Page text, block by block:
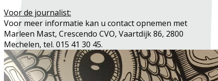
Voor de journalist:
Voor meer informatie kan u contact opnemen met
Marleen Mast, Crescendo CVO, Vaartdijk 86, 2800
Mechelen, tel. 015 41 30 45.